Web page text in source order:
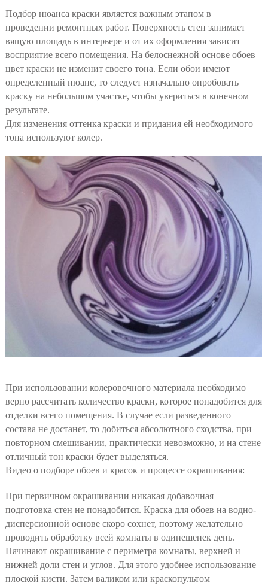
Подбор нюанса краски является важным этапом в
проведении ремонтных работ. Поверхность стен занимает
вящую площадь в интерьере и от их оформления зависит
восприятие всего помещения. На белоснежной основе обоев
цвет краски не изменит своего тона. Если обои имеют
определенный нюанс, то следует изначально опробовать
краску на небольшом участке, чтобы увериться в конечном
результате.
Для изменения оттенка краски и придания ей необходимого
тона используют колер.
При использовании колеровочного материала необходимо
верно рассчитать количество краски, которое понадобится для
отделки всего помещения. В случае если разведенного
состава не достанет, то добиться абсолютного сходства, при
повторном смешивании, практически невозможно, и на стене
отличный тон краски будет выделяться.
Видео о подборе обоев и красок и процессе окрашивания:
При первичном окрашивании никакая добавочная
подготовка стен не понадобится. Краска для обоев на водно-
дисперсионной основе скоро сохнет, поэтому желательно
проводить обработку всей комнаты в одинешенек день.
Начинают окрашивание с периметра комнаты, верхней и
нижней доли стен и углов. Для этого удобнее использование
плоской кисти. Затем валиком или краскопультом